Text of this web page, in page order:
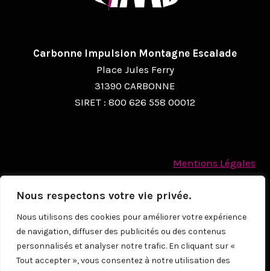
Nous respectons votre vie privée.
Nous utilisons des cookies pour améliorer votre expérience
de navigation, diffuser des publicités ou des contenus
personnalisés et analyser notre trafic. En cliquant sur «
Tout accepter », vous consentez à notre utilisation des
Carbonne Impulsion Montagne Escalade
Place Jules Ferry
31390 CARBONNE
SIRET : 800 626 558 00012
Mentions Légales
Politique des cookies
Protection des Données à caractère personnel
© 2026